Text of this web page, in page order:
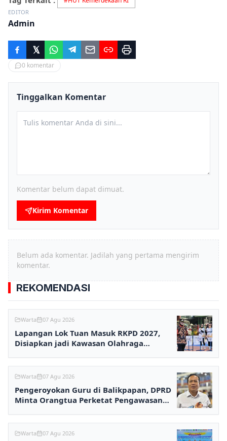
EDITOR
Admin
0 komentar
Tinggalkan Komentar
Komentar belum dapat dimuat.
Kirim Komentar
Belum ada komentar. Jadilah yang pertama mengirim
komentar.
REKOMENDASI
Warta 07 Agu 2026
Lapangan Lok Tuan Masuk RKPD 2027,
Disiapkan jadi Kawasan Olahraga
Warta 07 Agu 2026
Pengeroyokan Guru di Balikpapan, DPRD
Minta Orangtua Perketat Pengawasan
Warta 07 Agu 2026